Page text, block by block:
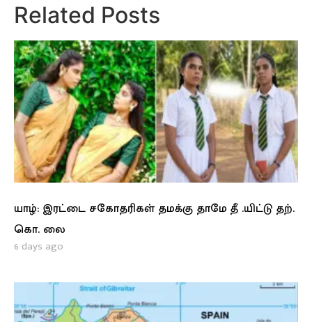
Related Posts
யாழ்: இரட்டை சகோதரிகள் தமக்கு தாமே தீ .யிட்டு தற்.
கொ. லை
6 days ago